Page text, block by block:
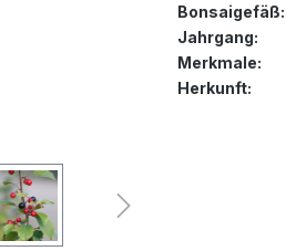
Bonsaigefäß:
Jahrgang:
Merkmale:
Herkunft: